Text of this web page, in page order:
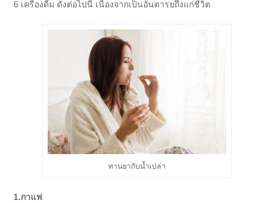
6 เครื่องดื่ม ดังต่อไปนี้ เนื่องจากเป็นอันตารยถึงแก่ชีวิต
ทานยากับน้ำเปล่า
1.กาแฟ